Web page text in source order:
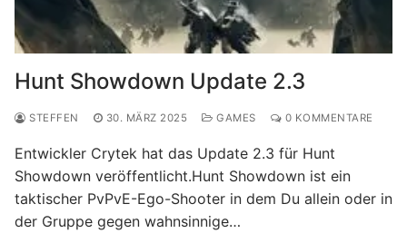
Hunt Showdown Update 2.3
STEFFEN 30. MÄRZ 2025 GAMES 0 KOMMENTARE
Entwickler Crytek hat das Update 2.3 für Hunt
Showdown veröffentlicht.Hunt Showdown ist ein
taktischer PvPvE-Ego-Shooter in dem Du allein oder in
der Gruppe gegen wahnsinnige…